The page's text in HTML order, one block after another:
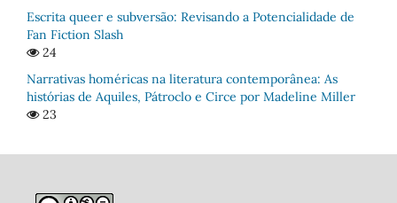
Escrita queer e subversão: Revisando a Potencialidade de
Fan Fiction Slash
24
Narrativas homéricas na literatura contemporânea: As
histórias de Aquiles, Pátroclo e Circe por Madeline Miller
23